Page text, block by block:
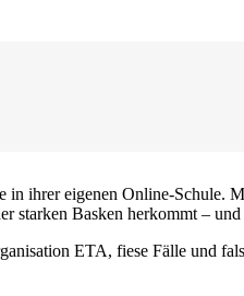
ihrer eigenen Online-Schule.
starken Basken herkommt –
ETA, fiese Fälle und